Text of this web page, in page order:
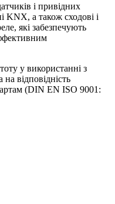
і привідних
KNX, а також сходові і
які забезпечують
у використанні з
відповідність
(DIN EN ISO 9001: